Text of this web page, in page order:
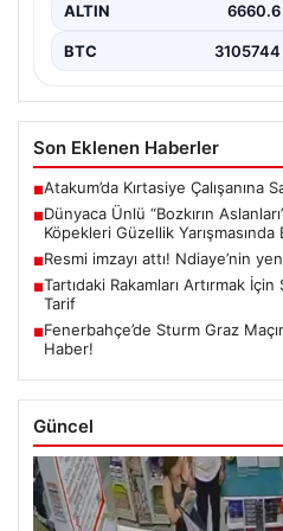
ALTIN 6660.6
BTC 3105744
Son Eklenen Haberler
■Atakum’da Kırtasiye Çalışanına
■Dünyaca Ünlü “Bozkırın
Köpekleri Güzellik Yarışmasında
■Resmi imzayı attı! Ndiaye’nin
■Tartıdaki Rakamları Artırmak
Tarif
■Fenerbahçe’de Sturm Graz
Haber!
Güncel